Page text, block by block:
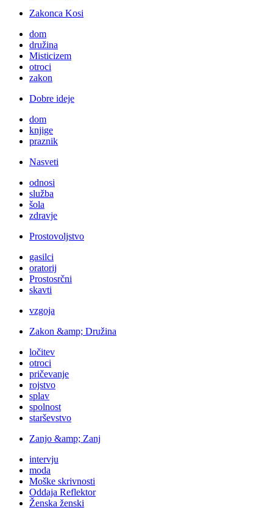
Zakonca Kosi
dom
družina
Misticizem
otroci
zakon
Dobre ideje
dom
knjige
praznik
Nasveti
odnosi
služba
šola
zdravje
Prostovoljstvo
gasilci
oratorij
Prostosrčni
skavti
vzgoja
Zakon &amp; Družina
ločitev
otroci
pričevanje
rojstvo
splav
spolnost
starševstvo
Zanjo &amp; Zanj
intervju
moda
Moške skrivnosti
Oddaja Reflektor
Ženska ženski